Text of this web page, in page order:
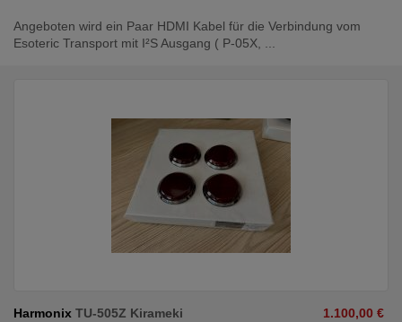
Angeboten wird ein Paar HDMI Kabel für die Verbindung vom
Esoteric Transport mit I²S Ausgang ( P-05X, ...
Harmonix TU-505Z Kirameki
1.100,00 €